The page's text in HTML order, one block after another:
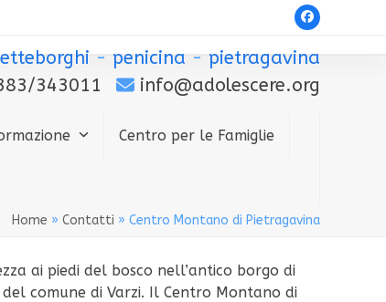
Facebook
- penicina - pietragavina
343011
info@adolescere.org
Centro per le Famiglie
Home » Contatti » Centro Montano di Pietragavina
ai piedi del bosco nell’antico borgo di
comune di Varzi. Il Centro Montano di